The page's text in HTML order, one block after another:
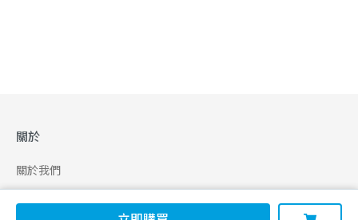
關於
關於我們
合作申請